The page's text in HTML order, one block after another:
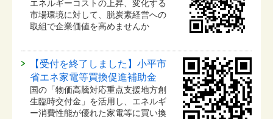
エネルギーコストの上昇、変化する
市場環境に対して、脱炭素経営への
取組で企業価値を高めませんか
【受付を終了しました】小平市
省エネ家電等買換促進補助金
国の「物価高騰対応重点支援地方創
生臨時交付金」を活用し、エネルギ
ー消費性能が優れた家電等に買い換